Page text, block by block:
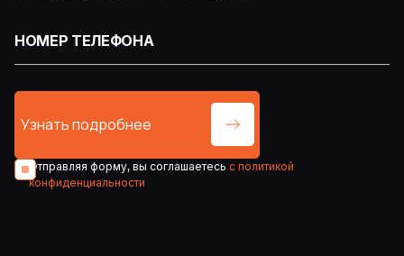
Отправляя форму, вы соглашаетесь с политикой
конфиденциальности